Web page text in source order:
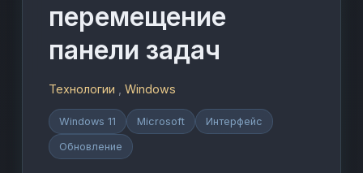
перемещение
панели задач
Технологии ,Windows
Windows 11 Microsoft Интерфейс
Обновление